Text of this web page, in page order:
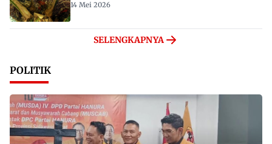
14 Mei 2026
SELENGKAPNYA
POLITIK